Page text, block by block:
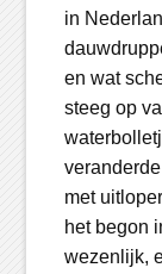
in
en wat
steeg op
met
het begon
wezenlijk,